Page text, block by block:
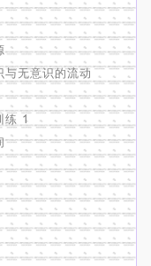
无意识的流动
练 1